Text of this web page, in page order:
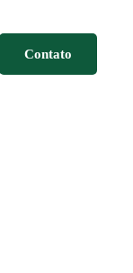
Contato